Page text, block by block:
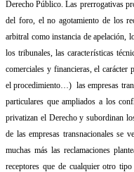
Derecho Público. Las prerrogativas
del foro, el no agotamiento de los
arbitral como instancia de apelación,
los tribunales, las características
comerciales y financieras, el carácter
el procedimiento…) las empresas
particulares que ampliados a los
privatizan el Derecho y subordinan
de las empresas transnacionales
muchas más las reclamaciones
receptores que de cualquier otro